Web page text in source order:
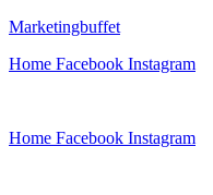
Zum
springen
Marketingbuffet
Home Facebook Instagram
Home Facebook Instagram